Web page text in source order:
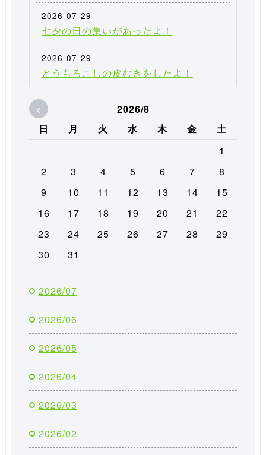
2026-07-29
七夕の日の集いがあったよ！
2026-07-29
とうもろこしの皮むきをしたよ！
<
2026/8
日
月 火 水 木 金
土
1
2
3 4 5 6 7
8
9
10 11 12 13 14
15
16
17 18 19 20 21
22
23
24 25 26 27 28
29
30
31
2026/07
2026/06
2026/05
2026/04
2026/03
2026/02